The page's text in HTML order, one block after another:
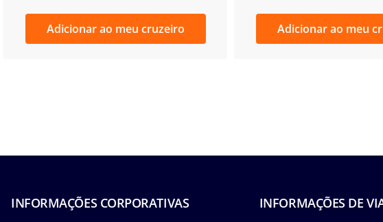
Adicionar ao meu cruzeiro Adicionar ao meu
INFORMAÇÕES CORPORATIVAS INFORMAÇÕES DE